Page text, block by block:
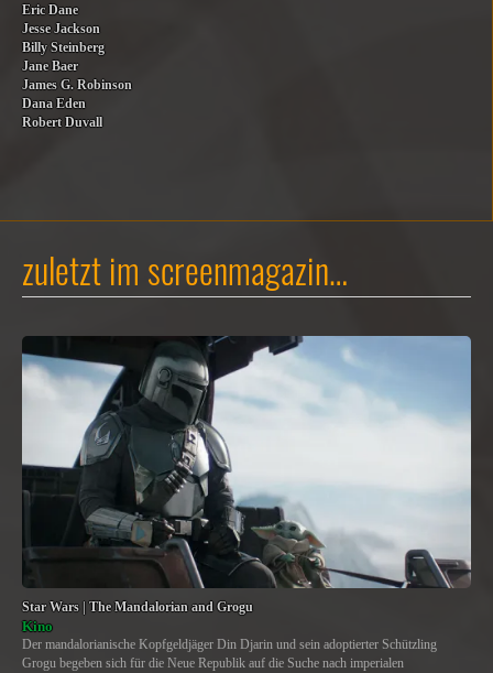
Eric Dane
Jesse Jackson
Billy Steinberg
Jane Baer
James G. Robinson
Dana Eden
Robert Duvall
zuletzt im screenmagazin…
Star Wars | The Mandalorian and Grogu
Kino
Der mandalorianische Kopfgeldjäger Din Djarin und sein adoptierter Schützling
Grogu begeben sich für die Neue Republik auf die Suche nach imperialen